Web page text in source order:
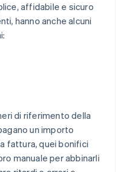
affidabile e sicuro
hanno anche alcuni
di riferimento della
un importo
fattura, quei bonifici
manuale per abbinarli